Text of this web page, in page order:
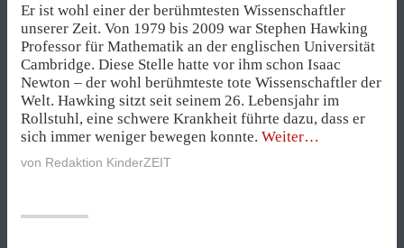
Er ist wohl einer der berühmtesten Wissenschaftler
unserer Zeit. Von 1979 bis 2009 war Stephen Hawking
Professor für Mathematik an der englischen Universität
Cambridge. Diese Stelle hatte vor ihm schon Isaac
Newton – der wohl berühmteste tote Wissenschaftler der
Welt. Hawking sitzt seit seinem 26. Lebensjahr im
Rollstuhl, eine schwere Krankheit führte dazu, dass er
sich immer weniger bewegen konnte. Weiter„Wer
von Redaktion KinderZEIT